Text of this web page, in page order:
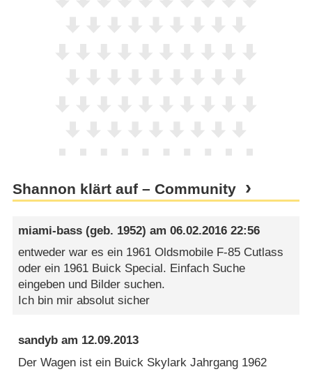
Shannon klärt auf – Community
miami-bass (geb. 1952) am06.02.2016 22:56
entweder war es ein 1961 Oldsmobile F-85 Cutlass
oder ein 1961 Buick Special. Einfach Suche
eingeben und Bilder suchen.
Ich bin mir absolut sicher
sandyb am 12.09.2013
Der Wagen ist ein Buick Skylark Jahrgang 1962